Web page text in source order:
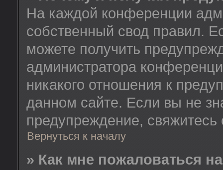
На каждой конференции
собственный свод правил.
можете получить
администратора
никакого отношения к
данном сайте. Если вы не
предупреждение,
Вернуться к началу
» Как мне пожаловаться